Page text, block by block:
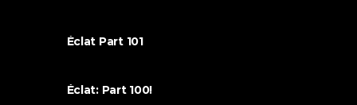
Éclat Part 101
Éclat: Part 100!